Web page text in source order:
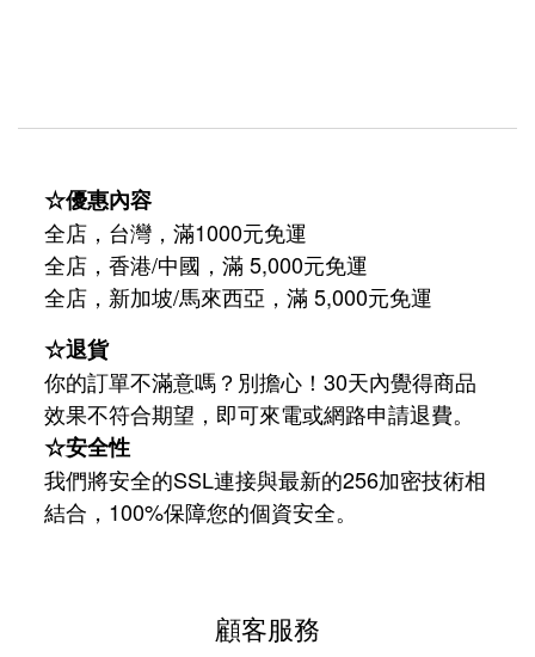
☆優惠內容
全店，台灣，滿1000元免運
全店，香港/中國，滿 5,000元免運
全店，新加坡/馬來西亞，滿 5,000元免運
☆退貨
你的訂單不滿意嗎？別擔心！30天內覺得商品
效果不符合期望，即可來電或網路申請退費。
☆安全性
我們將安全的SSL連接與最新的256加密技術相
結合，100%保障您的個資安全。
顧客服務